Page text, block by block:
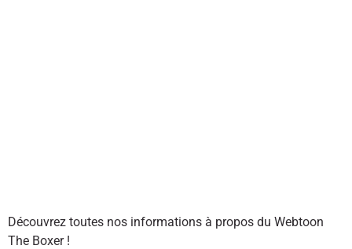
Découvrez toutes nos informations à propos du Webtoon
The Boxer !